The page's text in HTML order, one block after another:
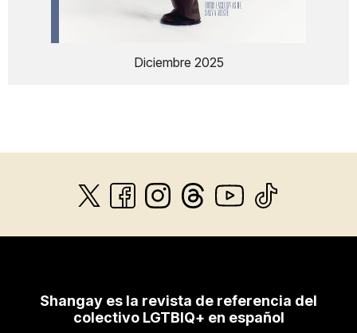
Diciembre 2025
Shangay es la revista de referencia del
colectivo LGTBIQ+ en español